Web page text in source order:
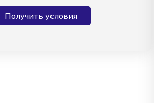
Получить условия